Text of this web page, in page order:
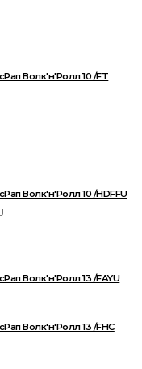
Волк'н'Ролл 10 /FT
Волк'н'Ролл 10 /HDFFU
Волк'н'Ролл 13 /FAYU
Волк'н'Ролл 13 /FHC